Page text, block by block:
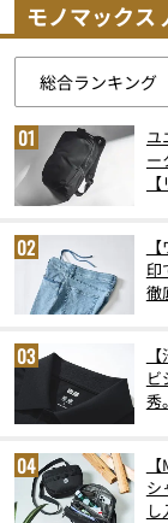
モノマックス
ユ
ー
印
徹
秀
シ